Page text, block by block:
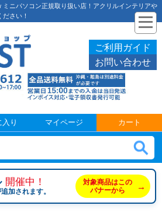
ニパソコン正規取り扱い店！アクリルインテリアや
さい！
ご利用ガイド
お問い合わせ
り マイページ カート
開催中！
加されます。
対象商品はこの
バナーから
→